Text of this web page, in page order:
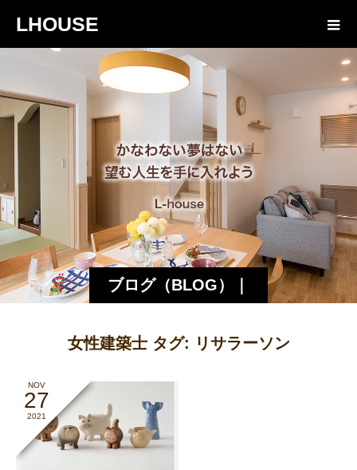
LHOUSE
ブログ（BLOG）｜
エルハウス
女性建築士 タグ: リサラーソン
NOV
27
2021